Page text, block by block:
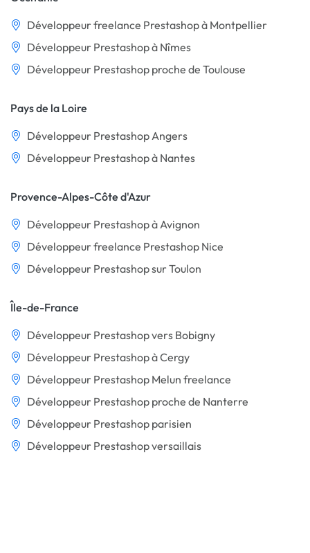
Développeur freelance Prestashop à Montpellier
Développeur Prestashop à Nîmes
Développeur Prestashop proche de Toulouse
Pays de la Loire
Développeur Prestashop Angers
Développeur Prestashop à Nantes
Provence-Alpes-Côte d'Azur
Développeur Prestashop à Avignon
Développeur freelance Prestashop Nice
Développeur Prestashop sur Toulon
Île-de-France
Développeur Prestashop vers Bobigny
Développeur Prestashop à Cergy
Développeur Prestashop Melun freelance
Développeur Prestashop proche de Nanterre
Développeur Prestashop parisien
Développeur Prestashop versaillais